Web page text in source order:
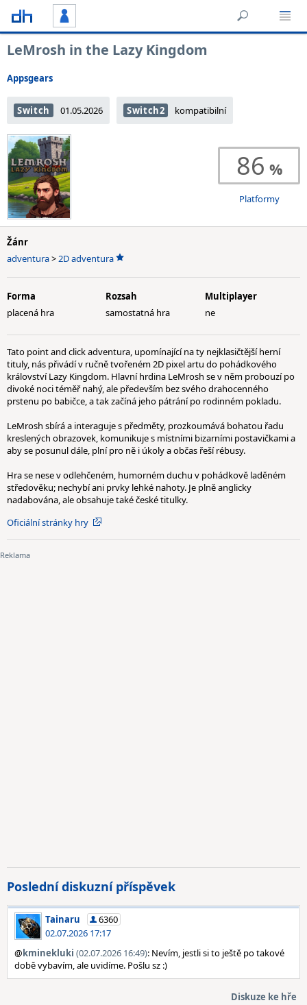
LeMrosh in the Lazy Kingdom
Appsgears
Switch 01.05.2026 Switch2 kompatibilní
86
Platformy
Žánr
adventura>2D adventura
Forma
placená hra
Rozsah
samostatná hra
Multiplayer
ne
Tato point and click adventura, upomínající na ty nejklasičtější herní
tituly, nás přivádí v ručně tvořeném 2D pixel artu do pohádkového
království Lazy Kingdom. Hlavní hrdina LeMrosh se v něm probouzí po
divoké noci téměř nahý, ale především bez svého drahocenného
prstenu po babičce, a tak začíná jeho pátrání po rodinném pokladu.
LeMrosh sbírá a interaguje s předměty, prozkoumává bohatou řadu
kreslených obrazovek, komunikuje s místními bizarními postavičkami a
aby se posunul dále, plní pro ně i úkoly a občas řeší rébusy.
Hra se nese v odlehčeném, humorném duchu v pohádkově laděném
středověku; nechybí ani prvky lehké nahoty. Je plně anglicky
nadabována, ale obsahuje také české titulky.
Oficiální stránky hry
Poslední diskuzní příspěvek
Tainaru
6360
02.07.2026 17:17
@kminekluki (02.07.2026 16:49): Nevím, jestli si to ještě po takové
době vybavím, ale uvidíme. Pošlu sz :)
Diskuze ke hře